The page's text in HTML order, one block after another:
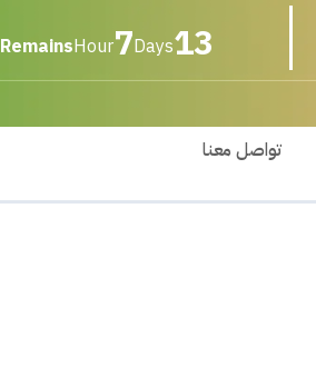
13
Days
7
Hour
Remains
تواصل معنا